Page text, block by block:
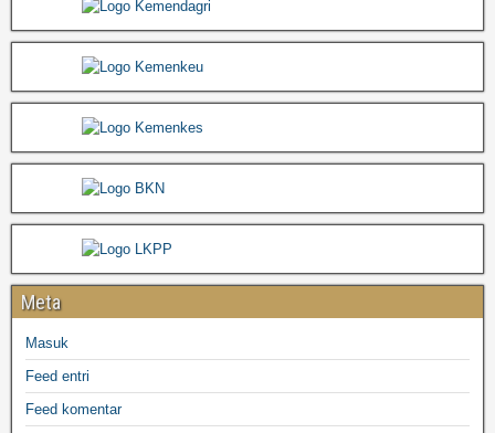
Meta
Masuk
Feed entri
Feed komentar